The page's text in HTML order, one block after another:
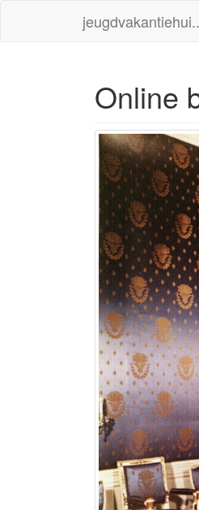
jeugdvakantiehui..
Online